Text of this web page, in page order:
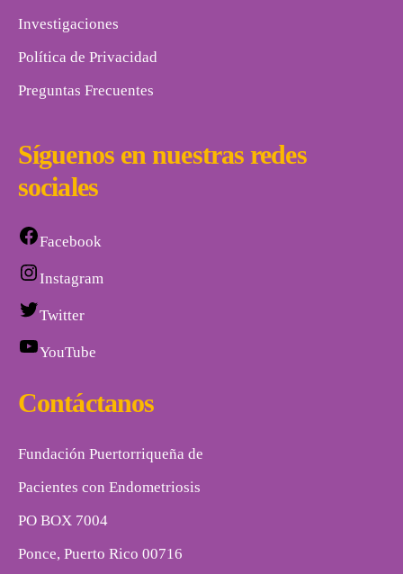
Investigaciones
Política de Privacidad
Preguntas Frecuentes
Síguenos en nuestras redes
sociales
Facebook
Instagram
Twitter
YouTube
Contáctanos
Fundación Puertorriqueña de
Pacientes con Endometriosis
PO BOX 7004
Ponce, Puerto Rico 00716